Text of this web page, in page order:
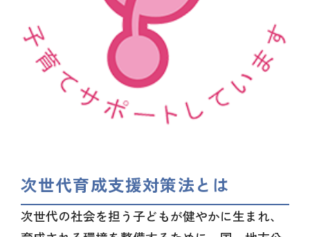
次世代育成支援対策法とは
次世代の社会を担う子どもが健やかに生まれ、